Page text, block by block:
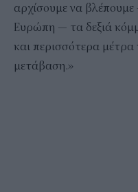
αρχίσουμε να
Ευρώπη — τα δεξιά
και περισσότερα μέτρα
μετάβαση.»